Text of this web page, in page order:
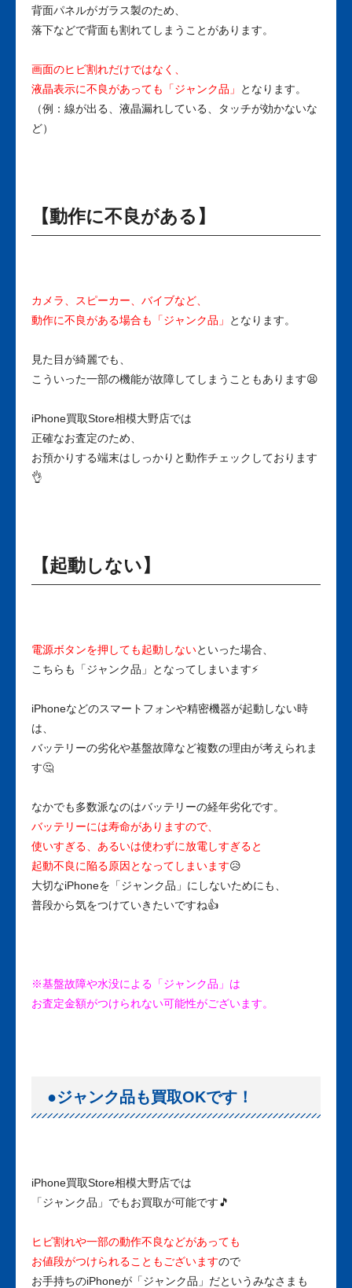
背面パネルがガラス製のため、
落下などで背面も割れてしまうことがあります。
画面のヒビ割れだけではなく、
液晶表示に不良があっても「ジャンク品」
となります。
（例：線が出る、液晶漏れしている、タッチが効かないな
ど）
【動作に不良がある】
カメラ、スピーカー、バイブなど、
動作に不良がある場合も「ジャンク品」
となります。
見た目が綺麗でも、
こういった一部の機能が故障してしまうこともあります😫
iPhone買取Store相模大野店では
正確なお査定のため、
お預かりする端末はしっかりと動作チェックしております
👌
【起動しない】
電源ボタンを押しても起動しないといった場合、
こちらも「ジャンク品」となってしまいます⚡
iPhoneなどのスマートフォンや精密機器が起動しない時
は、
バッテリーの劣化や基盤故障など複数の理由が考えられま
す🤔
なかでも多数派なのはバッテリーの経年劣化です。
バッテリーには寿命がありますので、
使いすぎる、あるいは使わずに放電しすぎると
起動不良に陥る原因となってしまいます😥
大切なiPhoneを「ジャンク品」にしないためにも、
普段から気をつけていきたいですね👍
※基盤故障や水没による「ジャンク品」は
お査定金額がつけられない可能性がございます。
●ジャンク品も買取OKです！
iPhone買取Store相模大野店では
「ジャンク品」でもお買取が可能です🎵
ヒビ割れや一部の動作不良などがあっても
お値段がつけられることもございますので
お手持ちのiPhoneが「ジャンク品」だというみなさまも